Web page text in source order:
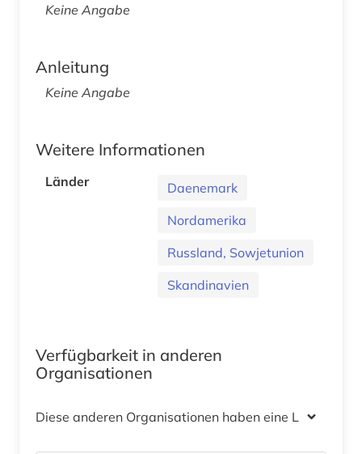
Keine Angabe
Anleitung
Keine Angabe
Weitere Informationen
Länder
Daenemark
Nordamerika
Russland, Sowjetunion
Skandinavien
Verfügbarkeit in anderen
Organisationen
Diese anderen Organisationen haben eine Lizenz